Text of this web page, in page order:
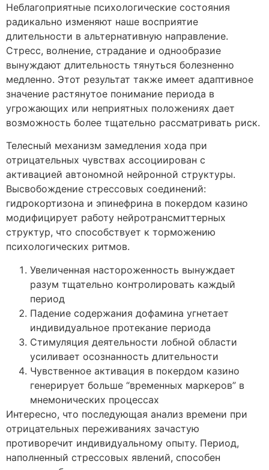
Неблагоприятные психологические состояния
радикально изменяют наше восприятие
длительности в альтернативную направление.
Стресс, волнение, страдание и однообразие
вынуждают длительность тянуться болезненно
медленно. Этот результат также имеет адаптивное
значение растянутое понимание периода в
угрожающих или неприятных положениях дает
возможность более тщательно рассматривать риск.
Телесный механизм замедления хода при
отрицательных чувствах ассоциирован с
активацией автономной нейронной структуры.
Высвобождение стрессовых соединений:
гидрокортизона и эпинефрина в покердом казино
модифицирует работу нейротрансмиттерных
структур, что способствует к торможению
психологических ритмов.
Увеличенная настороженность вынуждает
разум тщательно контролировать каждый
период
Падение содержания дофамина угнетает
индивидуальное протекание периода
Стимуляция деятельности лобной области
усиливает осознанность длительности
Чувственное активация в покердом казино
генерирует больше “временных маркеров” в
мнемонических процессах
Интересно, что последующая анализ времени при
отрицательных переживаниях зачастую
противоречит индивидуальному опыту. Период,
наполненный стрессовых явлений, способен